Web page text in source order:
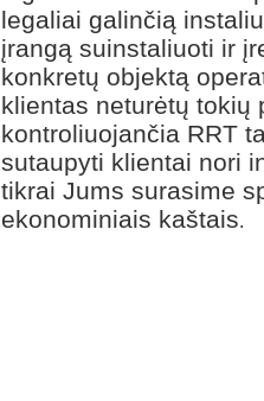
legaliai galinčią
įrangą suinstaliuoti ir
konkretų objektą
klientas neturėtų tokių
kontroliuojančia RRT
sutaupyti klientai nori
tikrai Jums surasime
ekonominiais kaštais.